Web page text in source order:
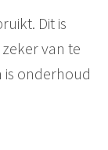
Dit is
van te
is onderhoud